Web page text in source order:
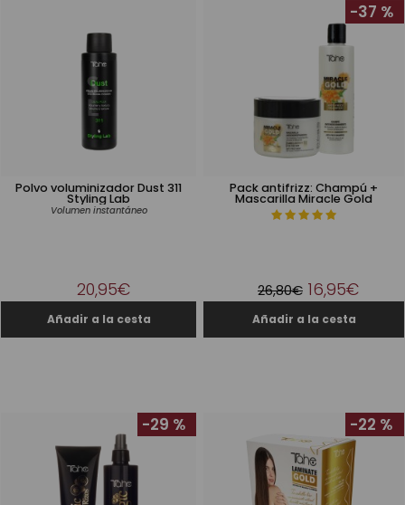
Polvo voluminizador Dust 311
Styling Lab
Volumen instantáneo
20,95€
Pack antifrizz: Champú +
Mascarilla Miracle Gold
-37 %
26,80€ 16,95€
-29 % -22 %